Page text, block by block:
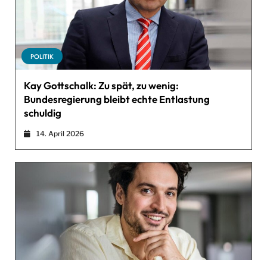
POLITIK
Kay Gottschalk: Zu spät, zu wenig:
Bundesregierung bleibt echte Entlastung
schuldig
14. April 2026